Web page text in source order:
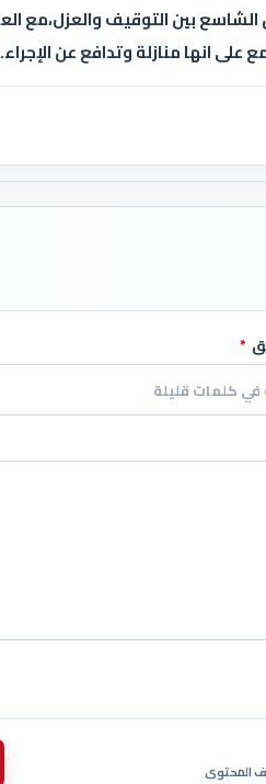
بين التوقيف والعزل،مع
انها منازلة وتدافع عن الإجراء.
*
المحتوى